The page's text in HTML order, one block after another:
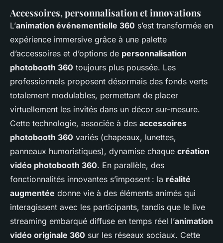
Accessoires, personnalisation et innovations
L’animation événementielle 360 s’est transformée en
expérience immersive grâce à une palette
d’accessoires et d’options de personnalisation
photobooth 360 toujours plus poussée. Les
professionnels proposent désormais des fonds verts
totalement modulables, permettant de placer
virtuellement les invités dans un décor sur-mesure.
Cette technologie, associée à des accessoires
photobooth 360 variés (chapeaux, lunettes,
panneaux humoristiques), dynamise chaque création
vidéo photobooth 360. En parallèle, des
fonctionnalités innovantes s’imposent : la réalité
augmentée donne vie à des éléments animés qui
interagissent avec les participants, tandis que le live
streaming embarqué diffuse en temps réel l’animation
vidéo originale 360 sur les réseaux sociaux. Cette